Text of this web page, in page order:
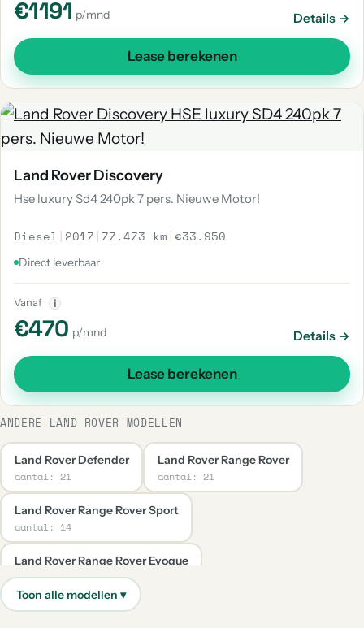
€1191 p/mnd Details →
Lease berekenen
Land Rover Discovery
Hse luxury Sd4 240pk 7 pers. Nieuwe Motor!
Diesel | 2017 | 77.473 km |€33.950
Direct leverbaar
Vanaf i
€470 p/mnd Details →
Lease berekenen
ANDERE LAND ROVER MODELLEN
Land Rover Defender
aantal: 21
Land Rover Range Rover
aantal: 21
Land Rover Range Rover Sport
aantal: 14
Land Rover Range Rover Evoque
aantal: 9
Land Rover Range Rover Velar